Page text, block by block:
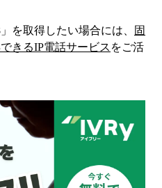
」を取得したい場合には、
固
きるIP電話サービス をご活